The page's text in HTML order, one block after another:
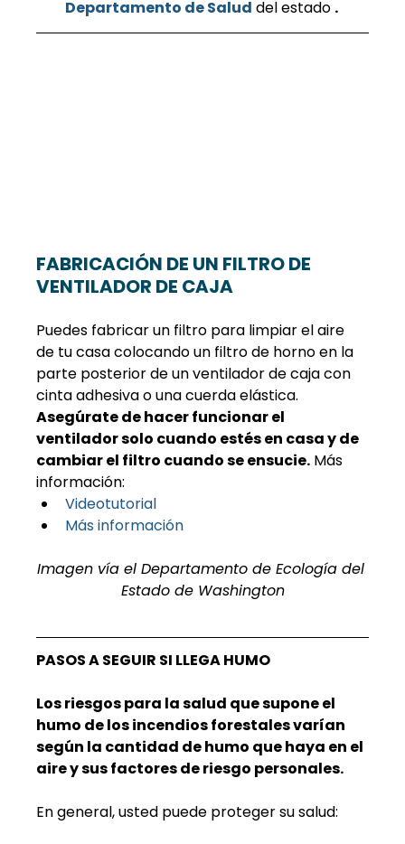
Departamento de Salud del estado .
FABRICACIÓN DE UN FILTRO DE
VENTILADOR DE CAJA
Puedes fabricar un filtro para limpiar el aire
de tu casa colocando un filtro de horno en la
parte posterior de un ventilador de caja con
cinta adhesiva o una cuerda elástica.
Asegúrate de hacer funcionar el
ventilador solo cuando estés en casa y de
cambiar el filtro cuando se ensucie. Más
información:
Videotutorial
Más información
Imagen vía el Departamento de Ecología del
Estado de Washington
PASOS A SEGUIR SI LLEGA HUMO
Los riesgos para la salud que supone el
humo de los incendios forestales varían
según la cantidad de humo que haya en el
aire y sus factores de riesgo personales.
En general, usted puede proteger su salud: